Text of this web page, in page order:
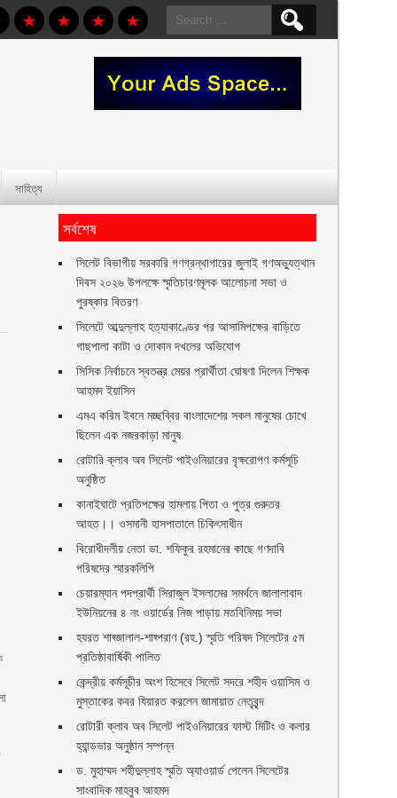
Search
for:
সাহিত্য
সর্বশেষ
সিলেট বিভাগীয় সরকারি গণগ্রন্থাগারের জুলাই গণঅভ্যুত্থান
দিবস ২০২৬ উপলক্ষে স্মৃতিচারণমূলক আলোচনা সভা ও
পুরষ্কার বিতরণ ‎ ‎
সিলেটে আব্দুল্লাহ হত্যাকাণ্ডের পর আসামিপক্ষের বাড়িতে
গাছপালা কাটা ও দোকান দখলের অভিযোগ
সিসিক নির্বাচনে স্বতন্ত্র মেয়র প্রার্থীতা ঘোষণা দিলেন শিক্ষক
আহমদ ইয়াসিন
এমএ করিম ইবনে মচ্ছব্বির বাংলাদেশের সকল মানুষের চোখে
ছিলেন এক নজরকাড়া মানুষ ‎
রোটারি ক্লাব অব সিলেট পাইওনিয়ারের বৃক্ষরোপণ কর্মসূচি
অনুষ্ঠিত
কানাইঘাটে প্রতিপক্ষের হামলায় পিতা ও পুত্র গুরুতর
আহত।। ওসমানী হাসপাতালে চিকিৎসাধীন
বিরোধীদলীয় নেতা ডা. শফিকুর রহমানের কাছে গণদাবি
পরিষদের স্মারকলিপি ‎
চেয়ারম্যান পদপ্রার্থী সিরাজুল ইসলামের সমর্থনে জালালাবাদ
ইউনিয়নের ৪ নং ওয়ার্ডের নিজ পাড়ায় মতবিনিময় সভা
হযরত শাহ্জালাল-শাহ্পরাণ (রহ.) স্মৃতি পরিষদ সিলেটের ৫ম
প্রতিষ্ঠাবার্ষিকী পালিত ‎​
কেন্দ্রীয় কর্মসূচীর অংশ হিসেবে সিলেট সদরে শহীদ ওয়াসিম ও
মুস্তাকের কবর যিয়ারত করলেন জামায়াত নেতৃবৃন্দ ‎
রোটারী ক্লাব অব সিলেট পাইওনিয়ারের ফাস্ট মিটিং ও কলার
হ্যান্ডভার অনুষ্ঠান সম্পন্ন
ড. মুহাম্মদ শহীদুল্লাহ স্মৃতি অ্যাওয়ার্ড পেলেন সিলেটের
সাংবাদিক মাহবুব আহমদ